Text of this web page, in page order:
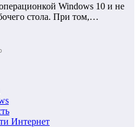
Windows 10 и не
стола. При том,…
Интернет